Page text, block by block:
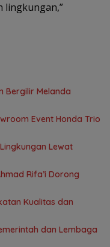
lingkungan,”
Bergilir Melanda
Event Honda Trio
Lewat
Rifa’i Dorong
Kualitas dan
dan Lembaga